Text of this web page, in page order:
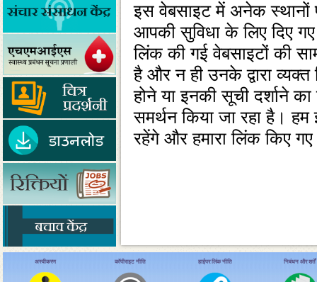
इस वेबसाइट में अनेक स्‍थानों
आपकी सुविधा के लिए दिए
लिंक की गई वेबसाइटों की
है और न ही उनके द्वारा
होने या इनकी सूची दर्शाने
समर्थन किया जा रहा है।
रहेंगे और हमारा लिंक किए
अस्वीकरण कॉपीराइट नीति हाईपर लिंक नीति निबंधन और शर्तें